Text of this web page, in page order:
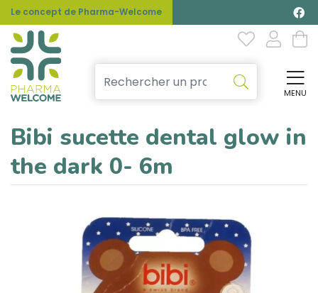
Le concept de Pharma-Welcome
MENU
Bibi sucette dental glow in
the dark 0- 6m